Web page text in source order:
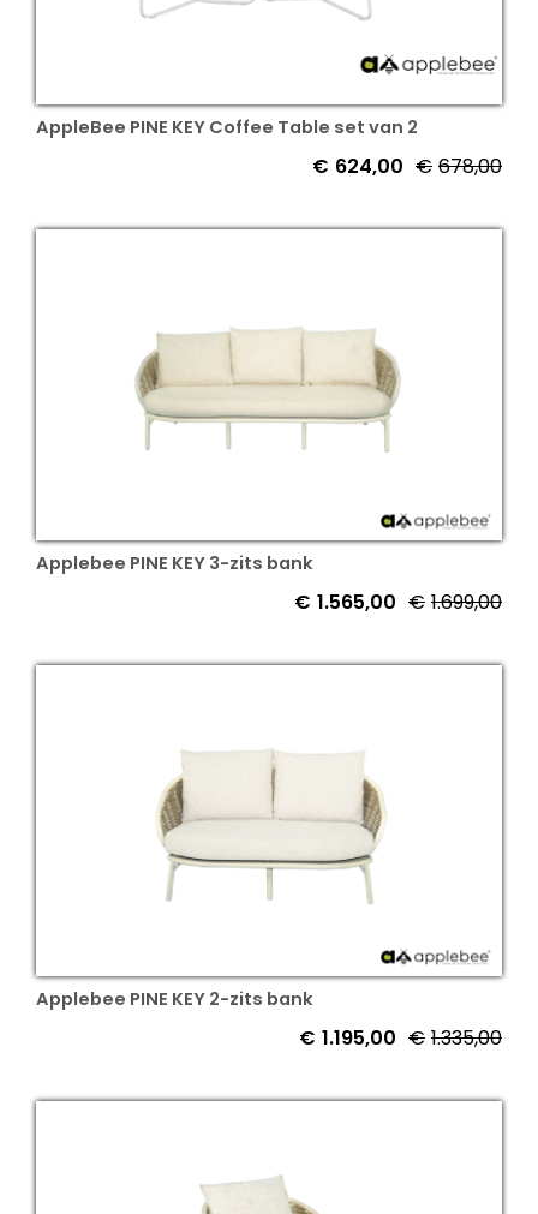
AppleBee PINE KEY Coffee Table set van 2
€ 678,00
€ 624,00
is:
Applebee PINE KEY 3-zits bank
€ 1.699,00
€ 1.565,00
is:
Applebee PINE KEY 2-zits bank
€ 1.335,00
€ 1.195,00
is: